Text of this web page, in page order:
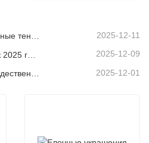
Елочные украшения: рыночные тенденции, анализ цепочки поставок и руководство по закупкам на 2025 год. 2025-12-11
2025-12-09
2025-12-01